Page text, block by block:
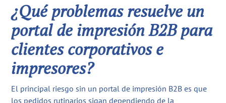
¿Qué problemas resuelve un
portal de impresión B2B para
clientes corporativos e
impresores?
El principal riesgo sin un portal de impresión B2B es que
los pedidos rutinarios sigan dependiendo de la